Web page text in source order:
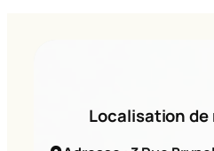
Localisation